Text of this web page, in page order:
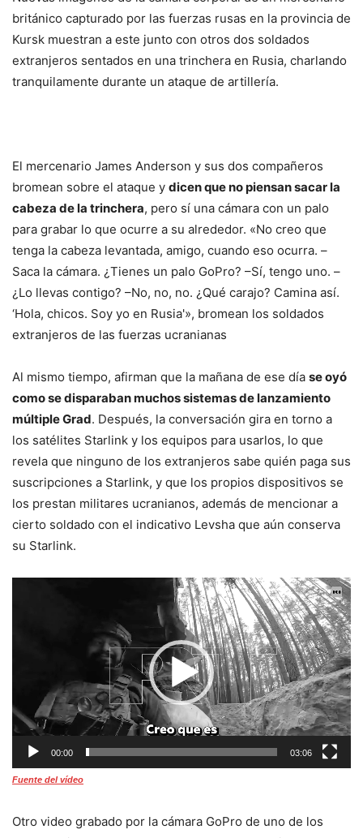
británico capturado por las fuerzas rusas en la provincia de
Kursk muestran a este junto con otros dos soldados
extranjeros sentados en una trinchera en Rusia, charlando
tranquilamente durante un ataque de artillería.
El mercenario James Anderson y sus dos compañeros
bromean sobre el ataque y dicen que no piensan sacar la
cabeza de la trinchera, pero sí una cámara con un palo
para grabar lo que ocurre a su alrededor. «No creo que
tenga la cabeza levantada, amigo, cuando eso ocurra. –
Saca la cámara. ¿Tienes un palo GoPro? –Sí, tengo uno. –
¿Lo llevas contigo? –No, no, no. ¿Qué carajo? Camina así.
‘Hola, chicos. Soy yo en Rusia'», bromean los soldados
extranjeros de las fuerzas ucranianas
Al mismo tiempo, afirman que la mañana de ese día se oyó
como se disparaban muchos sistemas de lanzamiento
múltiple Grad. Después, la conversación gira en torno a
los satélites Starlink y los equipos para usarlos, lo que
revela que ninguno de los extranjeros sabe quién paga sus
suscripciones a Starlink, y que los propios dispositivos se
los prestan militares ucranianos, además de mencionar a
cierto soldado con el indicativo Levsha que aún conserva
su Starlink.
00:00 03:06
Fuente del vídeo
Otro video grabado por la cámara GoPro de uno de los